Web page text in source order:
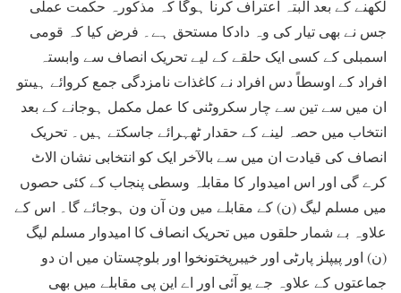
لکھنے کے بعد البتہ اعتراف کرنا ہوگا کہ مذکورہ حکمت عملی
جس نے بھی تیار کی وہ دادکا مستحق ہے۔ فرض کیا کہ قومی
اسمبلی کے کسی ایک حلقے کے لیے تحریک انصاف سے وابستہ
افراد کے اوسطاً دس افراد نے کاغذات نامزدگی جمع کروائے ہیںتو
ان میں سے تین سے چار سکروٹنی کا عمل مکمل ہوجانے کے بعد
انتخاب میں حصہ لینے کے حقدار ٹھہرائے جاسکتے ہیں۔ تحریک
انصاف کی قیادت ان میں سے بالآخر ایک کو انتخابی نشان الاٹ
کرے گی اور اس امیدوار کا مقابلہ وسطی پنجاب کے کئی حصوں
میں مسلم لیگ (ن) کے مقابلے میں ون آن ون ہوجائے گا۔ اس کے
علاوہ بے شمار حلقوں میں تحریک انصاف کا امیدوار مسلم لیگ
(ن) اور پیپلز پارٹی اور خیبرپختونخوا اور بلوچستان میں ان دو
جماعتوں کے علاوہ جے یو آئی اور اے این پی مقابلے میں بھی